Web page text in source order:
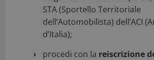
STA (Sportello Territoriale
dell’Automobilista) dell’ACI
d’Italia);
procedi con la reiscrizione